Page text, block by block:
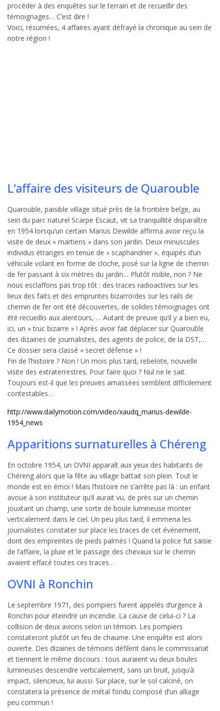
procéder à des enquêtes sur le terrain et de recueillir des
témoignages… C’est dire !
Voici, résumées, 4 affaires ayant défrayé la chronique au sein de
notre région !
L’affaire des visiteurs de Quarouble
Quarouble, paisible village situé près de la frontière belge, au
sein du parc naturel Scarpe Escaut, vit sa tranquillité disparaître
en 1954 lorsqu’un certain Marius Dewilde affirma avoir reçu la
visite de deux « martiens » dans son jardin. Deux minuscules
individus étranges en tenue de « scaphandrier », équipés d’un
véhicule volant en forme de cloche, posé sur la ligne de chemin
de fer passant à six mètres du jardin… Plutôt risible, non ? Ne
nous esclaffons pas trop tôt : des traces radioactives sur les
lieux des faits et des empruntes bizarroïdes sur les rails de
chemin de fer ont été découvertes, de solides témoignages ont
été recueillis aux alentours, … Autant de preuve qu’il y a bien eu,
ici, un « truc bizarre » ! Après avoir fait déplacer sur Quarouble
des dizaines de journalistes, des agents de police, de la DST,…
Ce dossier sera classé « secret défense » !
Fin de l’histoire ? Non ! Un mois plus tard, rebelote, nouvelle
visite des extraterrestres. Pour faire quoi ? Nul ne le sait.
Toujours est-il que les preuves amassées semblent difficilement
contestables…
http://www.dailymotion.com/video/xaudq_marius-dewilde-
1954_news
Apparitions surnaturelles à Chéreng
En octobre 1954, un OVNI apparaît aux yeux des habitants de
Chéreng alors que la fête au village battait son plein. Tout le
monde est en émoi ! Mais l’histoire ne s’arrête pas là : un enfant
avoue à son instituteur qu’il aurait vu, de près sur un chemin
jouxtant un champ, une sorte de boule lumineuse monter
verticalement dans le ciel. Un peu plus tard, il emmena les
journalistes constater sur place les traces de cet évènement,
dont des empreintes de pieds palmés ! Quand la police fut saisie
de l’affaire, la pluie et le passage des chevaux sur le chemin
avaient effacé toutes ces traces…
OVNI à Ronchin
Le septembre 1971, des pompiers furent appelés d’urgence à
Ronchin pour éteindre un incendie. La cause de celui-ci ? La
collision de deux avions selon un témoin. Les pompiers
constateront plutôt un feu de chaume. Une enquête est alors
ouverte. Des dizaines de témoins défilent dans le commissariat
et tiennent le même discours : tous auraient vu deux boules
lumineuses descendre verticalement, sans un bruit, jusqu’à
impact, silencieux, lui aussi. Sur place, sur le sol calciné, on
constatera la présence de métal fondu composé d’un alliage
peu commun !